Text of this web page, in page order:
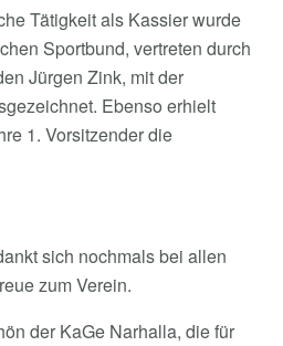
Tätigkeit als Kassier wurde
Sportbund, vertreten durch
Jürgen Zink, mit der
Ebenso erhielt
1. Vorsitzender die
sich nochmals bei allen
zum Verein.
der KaGe Narhalla, die für